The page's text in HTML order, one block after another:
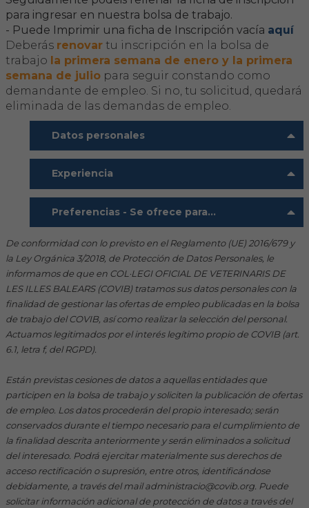
FORMACIÓN
Formación COVIB
Formaciones de otras entidades
Certificados de formaciones COVIB
ACTUALIDAD
Noticias
Revista Colegial
Notas de prensa
Hemeroteca
IDENTIFICACIÓN ANIMAL
INFORMACIÓN A LA CIUDADANÍA
Centros veterinarios
Colegiados
Consejos para tus mascotas
para ingresar en nuestra bolsa de trabajo.
- Puede Imprimir una ficha de Inscripción vacía aquí
Deberás renovar tu inscripción en la bolsa de
trabajo la primera semana de enero y la primera
semana de julio para seguir constando como
demandante de empleo. Si no, tu solicitud, quedará
eliminada de las demandas de empleo.
Datos personales
Experiencia
Preferencias - Se ofrece para...
De conformidad con lo previsto en el Reglamento (UE) 2016/679 y
la Ley Orgánica 3/2018, de Protección de Datos Personales, le
informamos de que en COL·LEGI OFICIAL DE VETERINARIS DE
LES ILLES BALEARS (COVIB) tratamos sus datos personales con la
finalidad de gestionar las ofertas de empleo publicadas en la bolsa
de trabajo del COVIB, así como realizar la selección del personal.
Actuamos legitimados por el interés legítimo propio de COVIB (art.
6.1, letra f, del RGPD).
Están previstas cesiones de datos a aquellas entidades que
participen en la bolsa de trabajo y soliciten la publicación de ofertas
de empleo. Los datos procederán del propio interesado; serán
conservados durante el tiempo necesario para el cumplimiento de
la finalidad descrita anteriormente y serán eliminados a solicitud
del interesado. Podrá ejercitar materialmente sus derechos de
acceso rectificación o supresión, entre otros, identificándose
debidamente, a través del mail administracio@covib.org. Puede
solicitar información adicional de protección de datos a través del